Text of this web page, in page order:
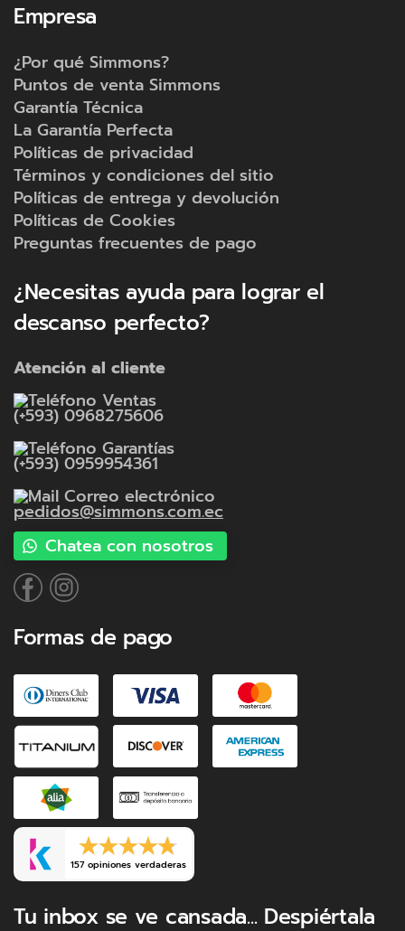
Empresa
¿Por qué Simmons?
Puntos de venta Simmons
Garantía Técnica
La Garantía Perfecta
Políticas de privacidad
Términos y condiciones del sitio
Políticas de entrega y devolución
Políticas de Cookies
Preguntas frecuentes de pago
¿Necesitas ayuda para lograr el
descanso perfecto?
Atención al cliente
Ventas
(+593) 0968275606
Garantías
(+593) 0959954361
Correo electrónico
pedidos@simmons.com.ec
Chatea con nosotros
Formas de pago
157 opiniones verdaderas
Tu inbox se ve cansada... Despiértala